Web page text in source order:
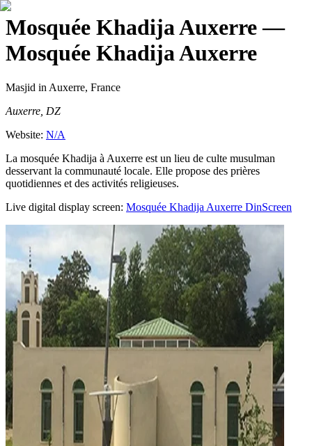
Mosquée Khadija Auxerre—
Mosquée Khadija Auxerre
Masjid in Auxerre, France
Auxerre, DZ
Website: N/A
La mosquée Khadija à Auxerre est un lieu de culte musulman
desservant la communauté locale. Elle propose des prières
quotidiennes et des activités religieuses.
Live digital display screen: Mosquée Khadija Auxerre DinScreen